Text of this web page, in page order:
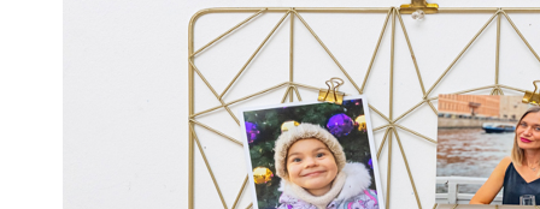
Выберите из списка:
15х15
15х20
20х30
30х30
30х40
А4
Фото
в